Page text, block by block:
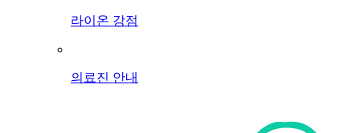
라이온 강점
의료진 안내